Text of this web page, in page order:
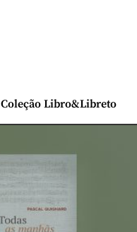
Coleção Libro&Libreto